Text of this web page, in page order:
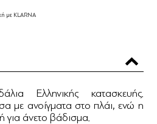
με KLARNA
Ελληνικής κατασκευής.
με ανοίγματα στο πλάι, ενώ η
για άνετο βάδισμα.